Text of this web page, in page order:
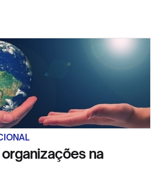
na